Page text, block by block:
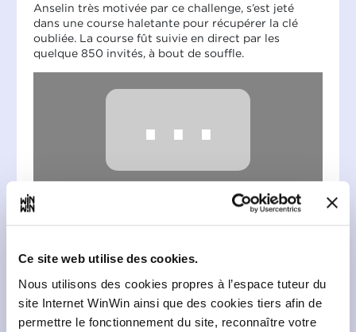
Ce site web utilise des cookies.
Nous utilisons des cookies propres à l’espace tuteur du
site Internet WinWin ainsi que des cookies tiers afin de
permettre le fonctionnement du site, reconnaître votre
Anselin très motivée par ce challenge, s’est jeté
dans une course haletante pour récupérer la clé
oubliée. La course fût suivie en direct par les
quelque 850 invités, à bout de souffle.
⋯
accepter les cookies "Statistiques"
afin d'accéder au contenu Vimeo.
De Schlëssel - ShortFilm from
Après ces émotions, le cocktail fut d’un grand
réconfort pour tout le monde. Il s’est d’ailleurs
poursuivi tard dans la nuit. Rendez-vous est d'ores